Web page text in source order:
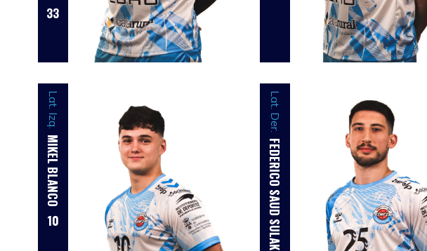
33
Lat. Izq.
MIKEL BLANCO
10
Lat. Der.
FEDERICO SAUD SULAK